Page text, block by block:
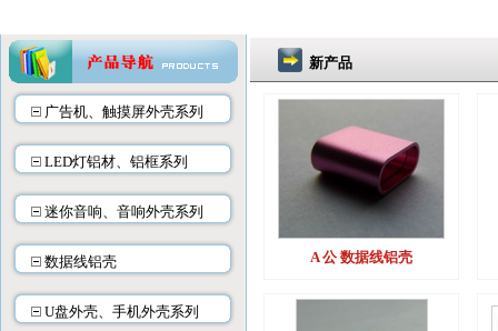
广告机、触摸屏外壳系列
LED灯铝材、铝框系列
迷你音响、音响外壳系列
数据线铝壳
U盘外壳、手机外壳系列
新产品
A 公 数据线铝壳